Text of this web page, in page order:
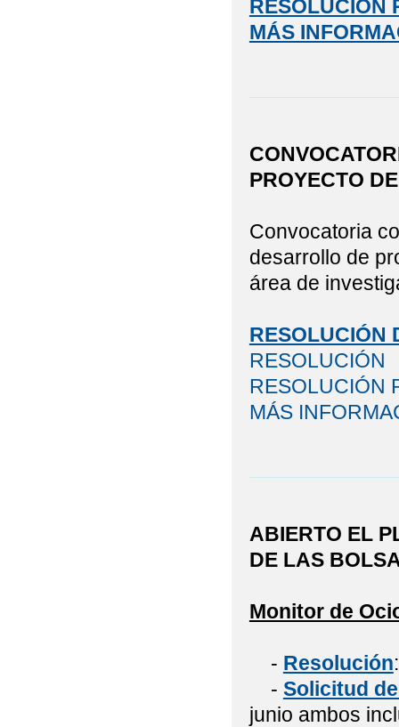
RESOLUCIÓN
MÁS
PROYECTO
Convocatoria
desarrollo de
área de
RESOLUCIÓN
RESOLUCIÓN
RESOLUCIÓN
MÁS
ABIERTO EL
DE LAS
Monitor de
- Resolución
- Solicitud
junio ambos